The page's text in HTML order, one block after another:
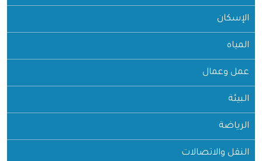
الإسكان
المياه
عمل وعمال
البيئة
الرياضة
النقل والاتصالات